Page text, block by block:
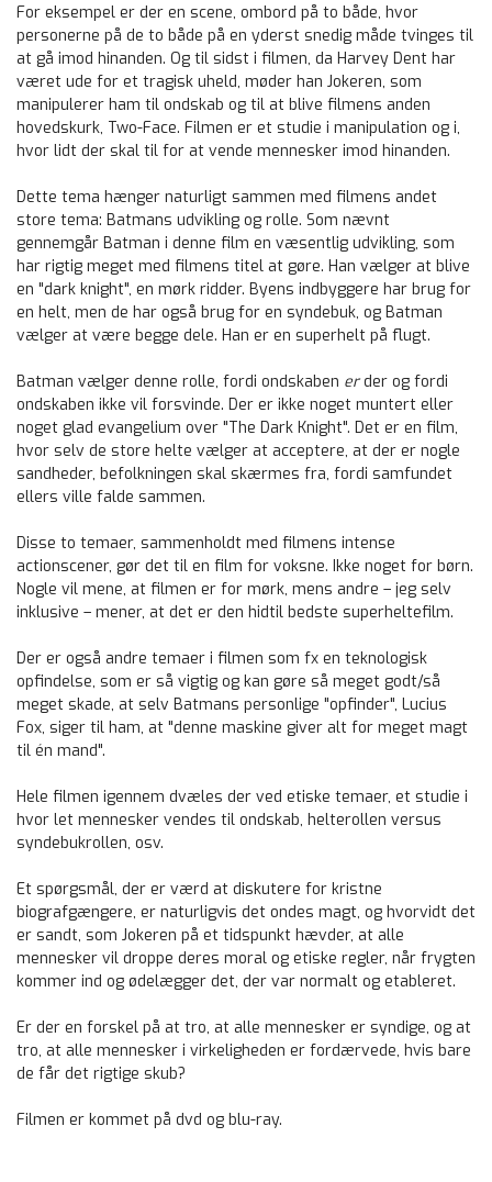
For eksempel er der en scene, ombord på to både, hvor
personerne på de to både på en yderst snedig måde tvinges til
at gå imod hinanden. Og til sidst i filmen, da Harvey Dent har
været ude for et tragisk uheld, møder han Jokeren, som
manipulerer ham til ondskab og til at blive filmens anden
hovedskurk, Two-Face. Filmen er et studie i manipulation og i,
hvor lidt der skal til for at vende mennesker imod hinanden.
Dette tema hænger naturligt sammen med filmens andet
store tema: Batmans udvikling og rolle. Som nævnt
gennemgår Batman i denne film en væsentlig udvikling, som
har rigtig meget med filmens titel at gøre. Han vælger at blive
en "dark knight", en mørk ridder. Byens indbyggere har brug for
en helt, men de har også brug for en syndebuk, og Batman
vælger at være begge dele. Han er en superhelt på flugt.
Batman vælger denne rolle, fordi ondskaben erder og fordi
ondskaben ikke vil forsvinde. Der er ikke noget muntert eller
noget glad evangelium over "The Dark Knight". Det er en film,
hvor selv de store helte vælger at acceptere, at der er nogle
sandheder, befolkningen skal skærmes fra, fordi samfundet
ellers ville falde sammen.
Disse to temaer, sammenholdt med filmens intense
actionscener, gør det til en film for voksne. Ikke noget for børn.
Nogle vil mene, at filmen er for mørk, mens andre – jeg selv
inklusive – mener, at det er den hidtil bedste superheltefilm.
Der er også andre temaer i filmen som fx en teknologisk
opfindelse, som er så vigtig og kan gøre så meget godt/så
meget skade, at selv Batmans personlige "opfinder", Lucius
Fox, siger til ham, at "denne maskine giver alt for meget magt
til én mand".
Hele filmen igennem dvæles der ved etiske temaer, et studie i
hvor let mennesker vendes til ondskab, helterollen versus
syndebukrollen, osv.
Et spørgsmål, der er værd at diskutere for kristne
biografgængere, er naturligvis det ondes magt, og hvorvidt det
er sandt, som Jokeren på et tidspunkt hævder, at alle
mennesker vil droppe deres moral og etiske regler, når frygten
kommer ind og ødelægger det, der var normalt og etableret.
Er der en forskel på at tro, at alle mennesker er syndige, og at
tro, at alle mennesker i virkeligheden er fordærvede, hvis bare
de får det rigtige skub?
Filmen er kommet på dvd og blu-ray.